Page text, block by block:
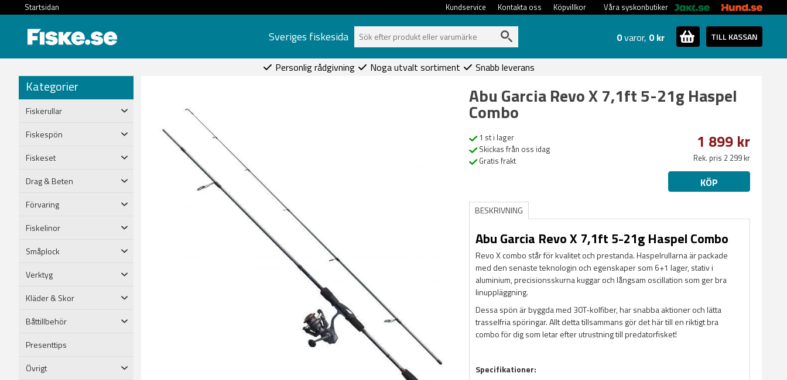
Startsidan Våra syskonbutiker
Köpvillkor
Kontakta oss
Kundservice
Sveriges fiskesida 0varor, 0 kr TILL KASSAN
Personlig rådgivning Noga utvalt sortiment Snabb leverans
Kategorier
Fiskerullar
Fiskespön
Fiskeset
Drag & Beten
Förvaring
Fiskelinor
Småplock
Verktyg
Kläder & Skor
Båttillbehör
Presenttips
Övrigt
Abu Garcia Revo X 7,1ft 5-21g Haspel
Combo
1 st i lager
Skickas från oss idag
Gratis frakt
1 899 kr
Rek. pris 2 299 kr
KÖP
BESKRIVNING
Abu Garcia Revo X 7,1ft 5-21g Haspel Combo
Revo X combo står för kvalitet och prestanda. Haspelrullarna är packade
med den senaste teknologin och egenskaper som 6+1 lager, stativ i
aluminium, precisionsskurna kuggar och långsam oscillation som ger bra
linuppläggning.
Dessa spön är byggda med 30T-kolfiber, har snabba aktioner och lätta
trasselfria spöringar. Allt detta tillsammans gör det här till en riktigt bra
combo för dig som letar efter utrustning till predatorfisket!
Specifikationer: